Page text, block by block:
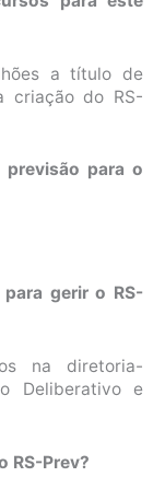
a título de
criação do RS-
previsão para o
gerir o RS-
na diretoria-
Deliberativo e
RS-Prev?